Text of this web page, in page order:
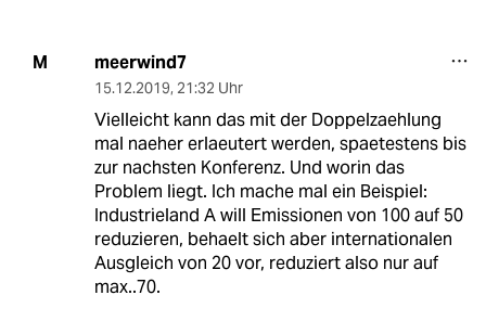
M meerwind7
15.12.2019, 21:32 Uhr
Vielleicht kann das mit der Doppelzaehlung
mal naeher erlaeutert werden, spaetestens bis
zur nachsten Konferenz. Und worin das
Problem liegt. Ich mache mal ein Beispiel:
Industrieland A will Emissionen von 100 auf 50
reduzieren, behaelt sich aber internationalen
Ausgleich von 20 vor, reduziert also nur auf
max..70.